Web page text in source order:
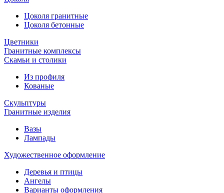
Цоколя гранитные
Цоколя бетонные
Цветники
Гранитные комплексы
Cкамьи и столики
Из профиля
Кованые
Скульптуры
Гранитные изделия
Вазы
Лампады
Художественное оформление
Деревья и птицы
Ангелы
Варианты оформления